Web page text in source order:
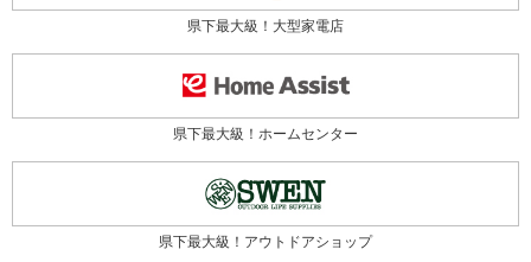
県下最大級！大型家電店
県下最大級！ホームセンター
県下最大級！アウトドアショップ